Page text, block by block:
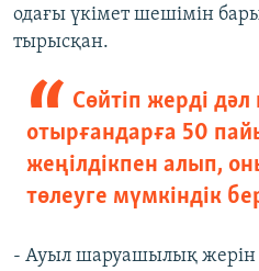
одағы үкімет шешімін
тырысқан.
Сөйтіп жерді
отырғандарға 50
жеңілдікпен алып,
төлеуге мүмкіндік
- Ауыл шаруашылық жерін